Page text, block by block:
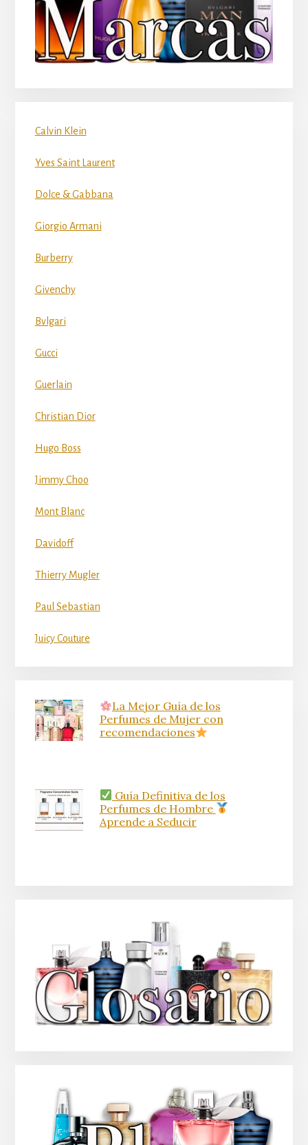
Calvin Klein
Yves Saint Laurent
Dolce & Gabbana
Giorgio Armani
Burberry
Givenchy
Bvlgari
Gucci
Guerlain
Christian Dior
Hugo Boss
Jimmy Choo
Mont Blanc
Davidoff
Thierry Mugler
Paul Sebastian
Juicy Couture
La Mejor Guía de los
Perfumes de Mujer con
recomendaciones
Guía Definitiva de los
Perfumes de Hombre
Aprende a Seducir